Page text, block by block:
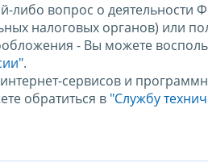
либо вопрос о деятельности
налоговых органов) или
- Вы можете
.
сервисов и
обратиться в "Службу